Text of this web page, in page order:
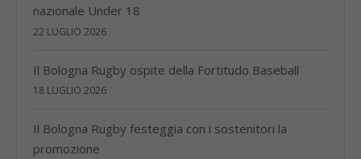
nazionale Under 18
22 LUGLIO 2026
Il Bologna Rugby ospite della Fortitudo Baseball
18 LUGLIO 2026
Il Bologna Rugby festeggia con i sostenitori la
promozione